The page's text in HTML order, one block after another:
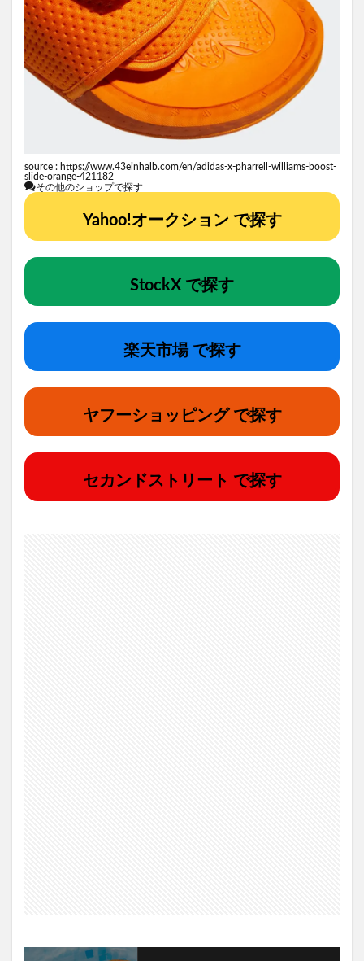
source : https://www.43einhalb.com/en/adidas-x-pharrell-williams-boost-
slide-orange-421182
その他のショップで探す
Yahoo!オークション で探す
StockX で探す
楽天市場 で探す
ヤフーショッピング で探す
セカンドストリート で探す